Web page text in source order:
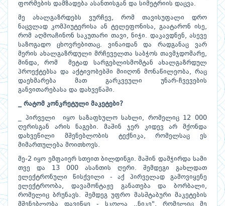
ფორმების დამზადება ასანთისგან და სიმეტრიის დაცვა.
მე ახალგაზრდებს ვურჩევ, რომ თავისუფალი დრო
ნაცვლად კომპიუტერისა ან ტელეფონისა, გაატარონ ისე,
რომ აღმოაჩინონ საკუთარი თავი, ნიჭი. დაკავდნენ, ასევე
საზოგადო ცხოვრებითაც. ვინაიდან და რადგანაც ვარ
მერის ახალგაზრდული მრჩეველთა საბჭოს თავმჯდომარე,
მინდა, რომ მეტად სარგებლისმომტან ახალგაზრდულ
პროექტებსა და აქტივობებში მიიღონ მონაწილეობა, რაც
დაეხმარება მათ გარკვეული უნარ-ჩვევების
განვითარებასა და დახვეწაში.
_ რატომ კონკრეტული მაკეტები?
_ პირველი იყო საზაფხულო სახლი, რომელიც 12 000
ღერისგან არის ნაგები. მაშინ ჯერ კიდევ არ მქონდა
დახვეწილი მშენებლობის ტექნიკა, რომელსაც ეს
მიმართულება მოითხოვს.
მე-2 იყო ემფაიერ სთეით ბილდინგი. მაშინ დამჭირდა სამი
თვე და 13 000 ასანთის ღერი. შემდეგი გახლდათ
ელექტრონული წისქვილი - აქ პირველად გამოვიყენე
ელექტროობა, დავამონტაჟე განათება და ბორბალი,
რომელიც ბრუნავს. შემდეგ უფრო მასშტაბური მაკეტების
მშენებლობა დავიწყე - სკოლა ,,ნიკე", რომელიც მე